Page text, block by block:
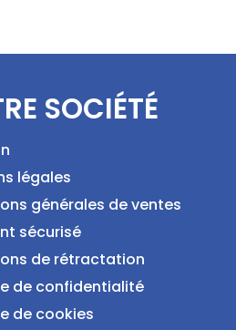
SOCIÉTÉ
légales
générales de ventes
sécurisé
de rétractation
de confidentialité
de cookies